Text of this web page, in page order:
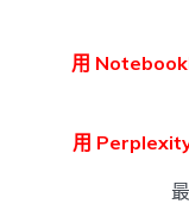
用
用